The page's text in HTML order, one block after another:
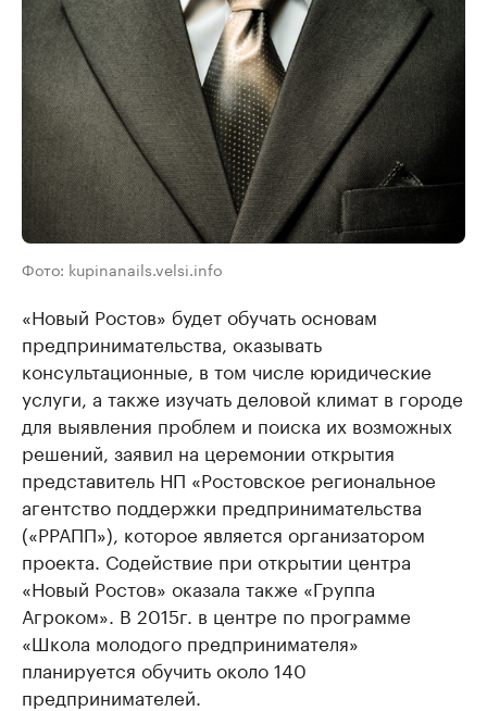
Фото: kupinanails.velsi.info
«Новый Ростов» будет обучать основам
предпринимательства, оказывать
консультационные, в том числе юридические
услуги, а также изучать деловой климат в городе
для выявления проблем и поиска их возможных
решений, заявил на церемонии открытия
представитель НП «Ростовское региональное
агентство поддержки предпринимательства
(«РРАПП»), которое является организатором
проекта. Содействие при открытии центра
«Новый Ростов» оказала также «Группа
Агроком». В 2015г. в центре по программе
«Школа молодого предпринимателя»
планируется обучить около 140
предпринимателей.